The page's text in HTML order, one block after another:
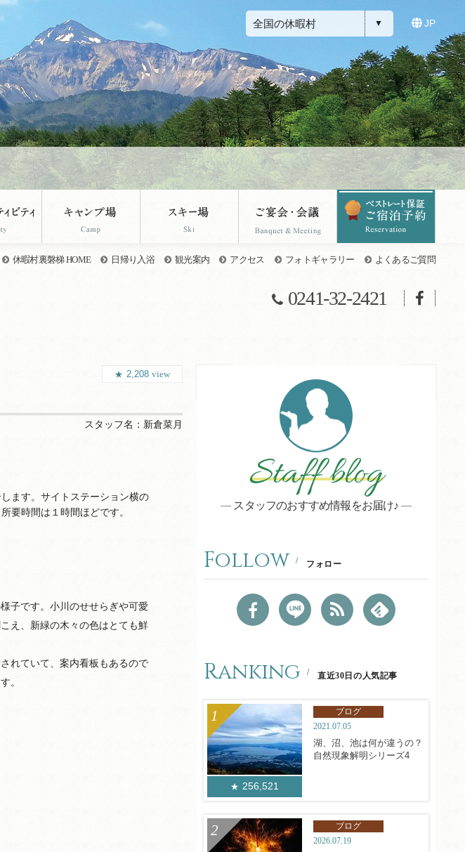
全国の休暇村 JP
休暇村裏磐梯 HOME 日帰り入浴 観光案内 アクセス フォトギャラリー よくあるご質問
0241-32-2421
2,208 view
スタッフ名： 新倉菜月
ます。サイトステーション横の
要時間は１時間ほどです。
子です。小川のせせらぎや可愛
え、新緑の木々の色はとても鮮
れていて、案内看板もあるので
。
Staff blog
スタッフのおすすめ情報をお届け♪
Follow フォロー
Ranking 直近30日の人気記事
256,521
ブログ
2021.07.05
湖、沼、池は何が違うの？
自然現象解明シリーズ4
ブログ
2026.07.19